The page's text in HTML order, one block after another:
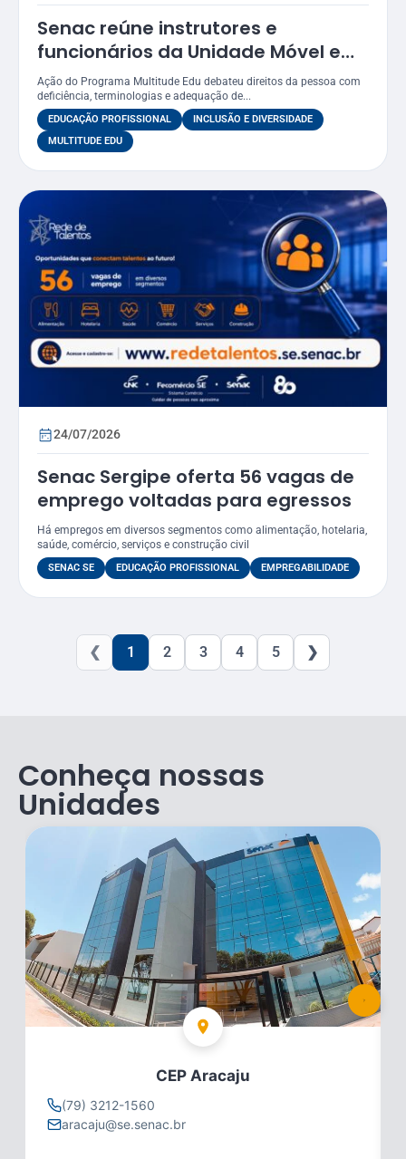
Senac reúne instrutores e
funcionários da Unidade Móvel em
oficina sobre práticas inclusivas e
acessibilidade
Ação do Programa Multitude Edu debateu direitos da pessoa com
deficiência, terminologias e adequação de...
EDUCAÇÃO PROFISSIONAL
INCLUSÃO E DIVERSIDADE
MULTITUDE EDU
24/07/2026
Senac Sergipe oferta 56 vagas de
emprego voltadas para egressos
Há empregos em diversos segmentos como alimentação, hotelaria,
saúde, comércio, serviços e construção civil
SENAC SE EDUCAÇÃO PROFISSIONAL EMPREGABILIDADE
❮ 1 2 3 4 5 ❯
Conheça nossas
Unidades
CEP Aracaju
(79) 3212-1560
aracaju@se.senac.br